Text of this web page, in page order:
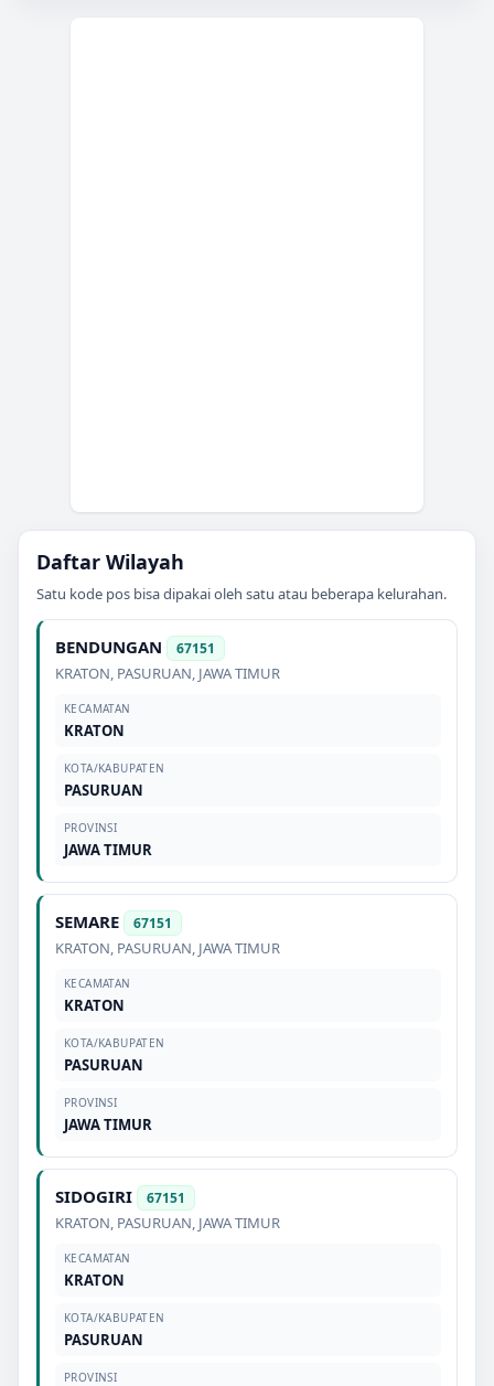
Daftar Wilayah
Satu kode pos bisa dipakai oleh satu atau beberapa kelurahan.
BENDUNGAN 67151
KRATON, PASURUAN, JAWA TIMUR
KECAMATAN
KRATON
KOTA/KABUPATEN
PASURUAN
PROVINSI
JAWA TIMUR
SEMARE 67151
KRATON, PASURUAN, JAWA TIMUR
KECAMATAN
KRATON
KOTA/KABUPATEN
PASURUAN
PROVINSI
JAWA TIMUR
SIDOGIRI 67151
KRATON, PASURUAN, JAWA TIMUR
KECAMATAN
KRATON
KOTA/KABUPATEN
PASURUAN
PROVINSI